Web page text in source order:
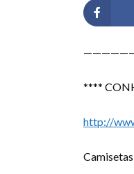
****
http://